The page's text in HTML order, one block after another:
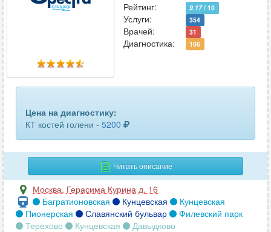
Рейтинг:
9.17/ 10
Услуги: 354
Врачей: 31
Диагностика: 106
Цена на диагностику:
КТ костей голени - 5200
Читать описание
Москва, Герасима Курина д. 16
Багратионовская
Кунцевская
Кунцевская
Пионерская
Славянский бульвар
Филевский парк
Терехово
Кунцевская Давыдково